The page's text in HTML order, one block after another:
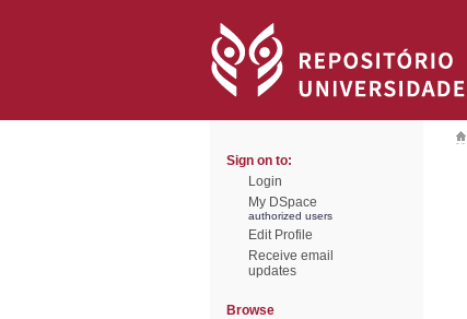
Sign on to:
Login
My DSpace
authorized users
Edit Profile
Receive email
updates
Browse